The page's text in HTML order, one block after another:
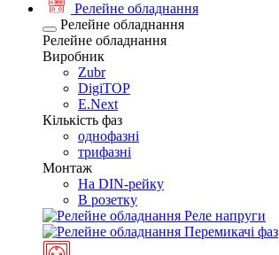
Релейне обладнання
Релейне обладнання
Релейне обладнання
Виробник
Zubr
DigiTOP
E.Next
Кількість фаз
однофазні
трифазні
Монтаж
На DIN-рейку
В розетку
Реле напруги
Перемикачі фаз